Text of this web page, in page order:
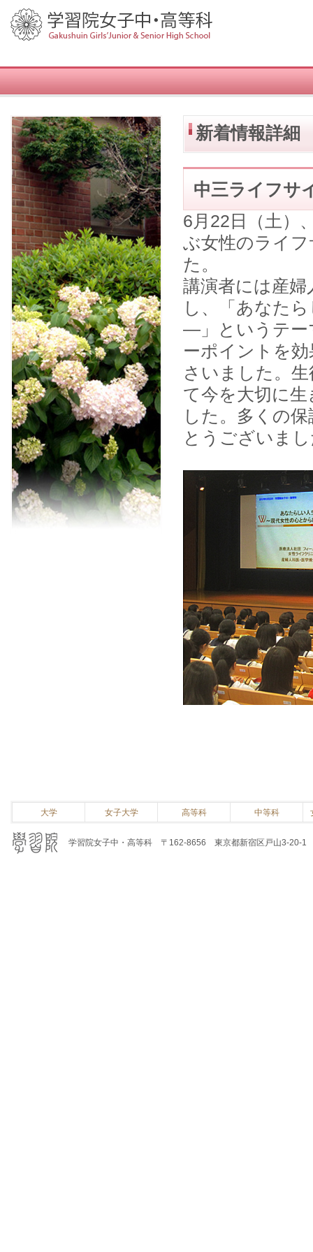
新着情報詳細
中三ライフサ
6月22日（土）
ぶ女性のライ
た。
講演者には産
し、「あなた
―」というテー
ーポイントを
さいました。
て今を大切に
した。多くの
とうございま
大学 女子大学 高等科 中等科
学習院女子中・高等科 〒162-8656 東京都新宿区戸山3-20-